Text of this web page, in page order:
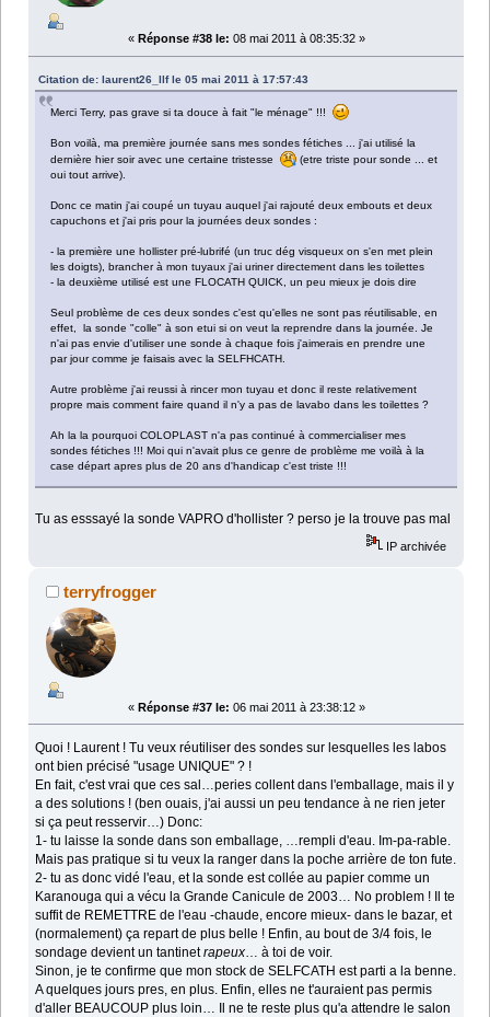
« Réponse #38 le: 08 mai 2011 à 08:35:32 »
Citation de: laurent26_llf le 05 mai 2011 à 17:57:43
Merci Terry, pas grave si ta douce à fait "le ménage" !!!
Bon voilà, ma première journée sans mes sondes fétiches ... j'ai utilisé la
dernière hier soir avec une certaine tristesse
(etre triste pour sonde ... et
oui tout arrive).
Donc ce matin j'ai coupé un tuyau auquel j'ai rajouté deux embouts et deux
capuchons et j'ai pris pour la journées deux sondes :
- la première une hollister pré-lubrifé (un truc dég visqueux on s'en met plein
les doigts), brancher à mon tuyaux j'ai uriner directement dans les toilettes
- la deuxième utilisé est une FLOCATH QUICK, un peu mieux je dois dire
Seul problème de ces deux sondes c'est qu'elles ne sont pas réutilisable, en
effet, la sonde "colle" à son etui si on veut la reprendre dans la journée. Je
n'ai pas envie d'utiliser une sonde à chaque fois j'aimerais en prendre une
par jour comme je faisais avec la SELFHCATH.
Autre problème j'ai reussi à rincer mon tuyau et donc il reste relativement
propre mais comment faire quand il n'y a pas de lavabo dans les toilettes ?
Ah la la pourquoi COLOPLAST n'a pas continué à commercialiser mes
sondes fétiches !!! Moi qui n'avait plus ce genre de problème me voilà à la
case départ apres plus de 20 ans d'handicap c'est triste !!!
Tu as esssayé la sonde VAPRO d'hollister ? perso je la trouve pas mal
IP archivée
terryfrogger
« Réponse #37 le: 06 mai 2011 à 23:38:12 »
Quoi ! Laurent ! Tu veux réutiliser des sondes sur lesquelles les labos
ont bien précisé "usage UNIQUE" ? !
En fait, c'est vrai que ces sal…peries collent dans l'emballage, mais il y
a des solutions ! (ben ouais, j'ai aussi un peu tendance à ne rien jeter
si ça peut resservir…) Donc:
1- tu laisse la sonde dans son emballage, …rempli d'eau. Im-pa-rable.
Mais pas pratique si tu veux la ranger dans la poche arrière de ton fute.
2- tu as donc vidé l'eau, et la sonde est collée au papier comme un
Karanouga qui a vécu la Grande Canicule de 2003… No problem ! Il te
suffit de REMETTRE de l'eau -chaude, encore mieux- dans le bazar, et
(normalement) ça repart de plus belle ! Enfin, au bout de 3/4 fois, le
sondage devient un tantinetrapeux … à toi de voir.
Sinon, je te confirme que mon stock de SELFCATH est parti a la benne.
A quelques jours pres, en plus. Enfin, elles ne t'auraient pas permis
d'aller BEAUCOUP plus loin… Il ne te reste plus qu'a attendre le salon